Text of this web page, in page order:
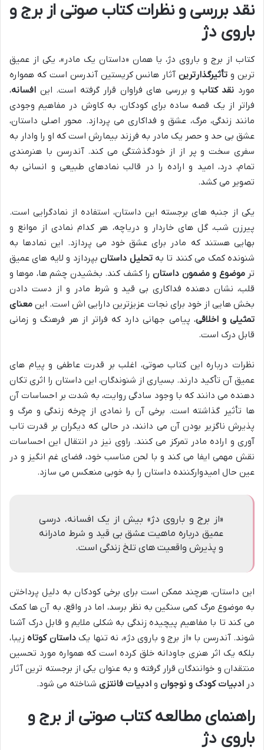
نقد بررسی و نظرات کتاب صوتی از برج و
باروی دژ
کتاب از برج و باروی دژ، یا همان «داستان یک مادر»، یکی از عمیق
ترین و تأثیرگذارترینآثار هانس کریستین آندرسن است که همواره
مورد نقد کتاب و بررسی های فراوان قرار گرفته است. این افسانه،
فراتر از یک قصه ساده برای کودکان، به کاوش در مفاهیم وجودی
مانند زندگی، مرگ، عشق و فداکاری می پردازد. محور اصلی داستان،
عشق بی حد و حصر یک مادر به فرزند بیمارش است که او را وادار به
سفری سخت و پر از از خودگذشتگی می کند. آندرسن با هنرمندی
تمام، درد، امید و اراده را در قالب نمادهای طبیعی و انسانی به
تصویر می کشد.
یکی از جنبه های برجسته این داستان، استفاده از نمادگرایی است.
پیرزن شب، گل های خاردار و دریاچه، هر کدام نمادی از موانع و
بهایی هستند که مادر برای عشق خود می پردازد. این نمادها به
شنونده کمک می کنند تا بهتحلیل داستانبپردازد و لایه های عمیق
ترموضوع و مضمون داستانرا کشف کند. بخشیدن چشم ها، موها و
قلب، نشان دهنده فداکاری بی قید و شرط مادر و از دست دادن
بخش هایی از خود برای نجات عزیزترین دارایی اش است. این معنای
تمثیلی و اخلاقی، پیامی جهانی دارد که فراتر از هر فرهنگ و زمانی
قابل درک است.
نظرات درباره این کتاب صوتی، اغلب بر قدرت عاطفی و پیام های
عمیق آن تأکید دارند. بسیاری از شنوندگان، این داستان را اثری تکان
دهنده می دانند که با وجود سادگی روایت، به شدت بر احساسات آن
ها تأثیر گذاشته است. برخی آن را نمادی از چرخه زندگی و مرگ و
پذیرش ناگزیر بودن آن می دانند، در حالی که دیگران بر قدرت تاب
آوری و اراده مادر تمرکز می کنند. راوی نیز در انتقال این احساسات
نقش مهمی ایفا می کند و با لحن مناسب خود، فضای غم انگیز و در
عین حال امیدوارکننده داستان را به خوبی منعکس می سازد.
«از برج و باروی دژ» بیش از یک افسانه، درسی
عمیق درباره ماهیت عشق بی قید و شرط مادرانه
و پذیرش واقعیت های تلخ زندگی است.
این داستان، هرچند ممکن است برای برخی کودکان به دلیل پرداختن
به موضوع مرگ کمی سنگین به نظر برسد، اما در واقع، به آن ها کمک
می کند تا با مفاهیم پیچیده زندگی به شکلی ملایم و قابل درک آشنا
شوند. آندرسن با «از برج و باروی دژ»، نه تنها یکداستان کوتاهزیبا،
بلکه یک اثر هنری جاودانه خلق کرده است که همواره مورد تحسین
منتقدان و خوانندگان قرار گرفته و به عنوان یکی از برجسته ترین آثار
در ادبیات کودک و نوجوان و ادبیات فانتزی شناخته می شود.
راهنمای مطالعه کتاب صوتی از برج و
باروی دژ